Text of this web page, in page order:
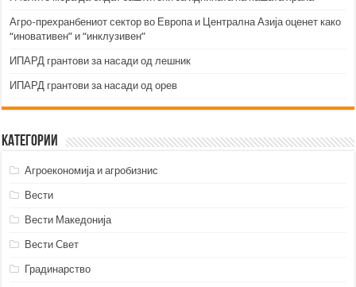
Агро-прехранбениот сектор во Европа и Централна Азија оценет како
“иновативен” и “инклузивен”
ИПАРД грантови за насади од лешник
ИПАРД грантови за насади од орев
Категории
Агроекономија и агробизнис
Вести
Вести Македонија
Вести Свет
Градинарство